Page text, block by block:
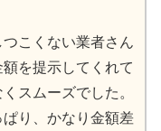
こくない業者さん
を提示してくれて
スムーズでした。
り、かなり金額差